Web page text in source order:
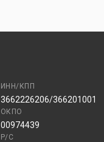
ИНН/КПП
3662226206/366201001
ОКПО
00974439
Р/С